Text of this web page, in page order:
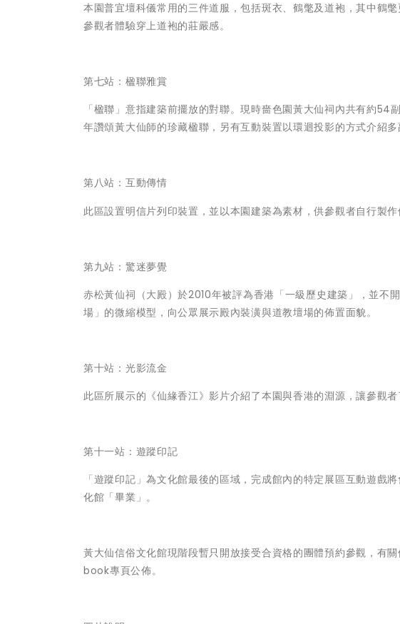
本園普宜壇科儀常用的三件道服，包括斑衣、鶴氅及道袍，其中鶴
參觀者體驗穿上道袍的莊嚴感。
第七站：楹聯雅賞
「楹聯」意指建築前擺放的對聯。現時嗇色園黃大仙祠內共有約
年讚頌黃大仙師的珍藏楹聯，另有互動裝置以環迴投影的方式介紹
第八站：互動傳情
此區設置明信片列印裝置，並以本園建築為素材，供參觀者自行製作
第九站：驚迷夢覺
赤松黃仙祠（大殿）於2010年被評為香港「一級歷史建築」，並不
場」的微縮模型，向公眾展示殿內裝潢與道教壇場的佈置面貌。
第十站：光影流金
此區所展示的《仙緣香江》影片介紹了本園與香港的淵源，讓參觀者
第十一站：遊蹤印記
「遊蹤印記」為文化館最後的區域，完成館內的特定展區互動遊戲
化館「畢業」。
黃大仙信俗文化館現階段暫只開放接受合資格的團體預約參觀，有
book專頁公佈。